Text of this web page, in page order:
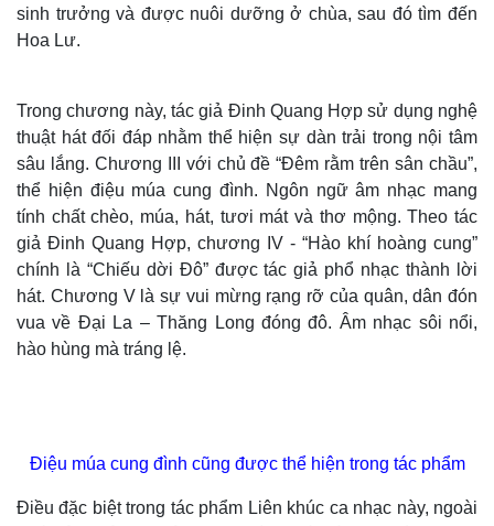
Khởi nghiệp
Tiêu dùng
Pháp luật
Vụ án
Tin nóng
Quân sự - Quốc phòng
Vũ khí
sinh trưởng và được nuôi dưỡng ở chùa, sau đó tìm đến
Hoa Lư.
Trong chương này, tác giả Đinh Quang Hợp sử dụng nghệ
thuật hát đối đáp nhằm thể hiện sự dàn trải trong nội tâm
sâu lắng. Chương III với chủ đề “Đêm rằm trên sân chầu”,
thể hiện điệu múa cung đình. Ngôn ngữ âm nhạc mang
tính chất chèo, múa, hát, tươi mát và thơ mộng. Theo tác
giả Đinh Quang Hợp, chương IV - “Hào khí hoàng cung”
chính là “Chiếu dời Đô” được tác giả phổ nhạc thành lời
hát. Chương V là sự vui mừng rạng rỡ của quân, dân đón
vua về Đại La – Thăng Long đóng đô. Âm nhạc sôi nổi,
hào hùng mà tráng lệ.
Điệu múa cung đình cũng được thể hiện trong tác phẩm
Điều đặc biệt trong tác phẩm Liên khúc ca nhạc này, ngoài